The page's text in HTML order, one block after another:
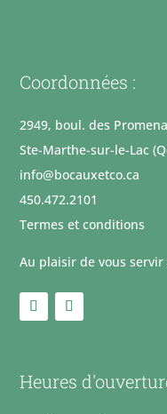
Coordonnées :
2949, boul. des
Ste-Marthe-sur-le-Lac
info@bocauxetco.ca
450.472.2101
Termes et conditions
Au plaisir de vous servir
Heures